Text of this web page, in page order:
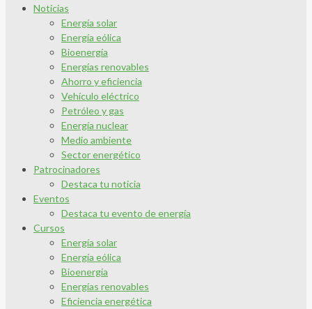
Noticias
Energía solar
Energía eólica
Bioenergía
Energías renovables
Ahorro y eficiencia
Vehículo eléctrico
Petróleo y gas
Energía nuclear
Medio ambiente
Sector energético
Patrocinadores
Destaca tu noticia
Eventos
Destaca tu evento de energía
Cursos
Energía solar
Energía eólica
Bioenergía
Energías renovables
Eficiencia energética